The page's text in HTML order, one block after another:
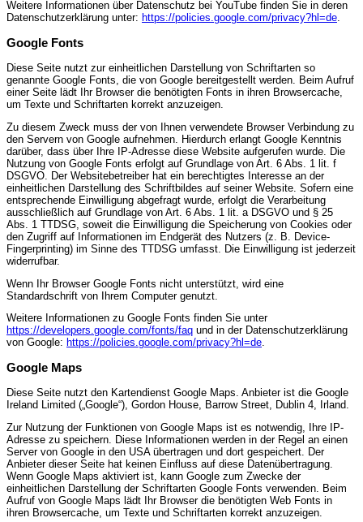
Weitere Informationen über Datenschutz bei YouTube finden Sie in deren
Datenschutzerklärung unter: https://policies.google.com/privacy?hl=de.
Google Fonts
Diese Seite nutzt zur einheitlichen Darstellung von Schriftarten so
genannte Google Fonts, die von Google bereitgestellt werden. Beim Aufruf
einer Seite lädt Ihr Browser die benötigten Fonts in ihren Browsercache,
um Texte und Schriftarten korrekt anzuzeigen.
Zu diesem Zweck muss der von Ihnen verwendete Browser Verbindung zu
den Servern von Google aufnehmen. Hierdurch erlangt Google Kenntnis
darüber, dass über Ihre IP-Adresse diese Website aufgerufen wurde. Die
Nutzung von Google Fonts erfolgt auf Grundlage von Art. 6 Abs. 1 lit. f
DSGVO. Der Websitebetreiber hat ein berechtigtes Interesse an der
einheitlichen Darstellung des Schriftbildes auf seiner Website. Sofern eine
entsprechende Einwilligung abgefragt wurde, erfolgt die Verarbeitung
ausschließlich auf Grundlage von Art. 6 Abs. 1 lit. a DSGVO und § 25
Abs. 1 TTDSG, soweit die Einwilligung die Speicherung von Cookies oder
den Zugriff auf Informationen im Endgerät des Nutzers (z. B. Device-
Fingerprinting) im Sinne des TTDSG umfasst. Die Einwilligung ist jederzeit
widerrufbar.
Wenn Ihr Browser Google Fonts nicht unterstützt, wird eine
Standardschrift von Ihrem Computer genutzt.
Weitere Informationen zu Google Fonts finden Sie unter
https://developers.google.com/fonts/faq und in der Datenschutzerklärung
von Google: https://policies.google.com/privacy?hl=de.
Google Maps
Diese Seite nutzt den Kartendienst Google Maps. Anbieter ist die Google
Ireland Limited („Google“), Gordon House, Barrow Street, Dublin 4, Irland.
Zur Nutzung der Funktionen von Google Maps ist es notwendig, Ihre IP-
Adresse zu speichern. Diese Informationen werden in der Regel an einen
Server von Google in den USA übertragen und dort gespeichert. Der
Anbieter dieser Seite hat keinen Einfluss auf diese Datenübertragung.
Wenn Google Maps aktiviert ist, kann Google zum Zwecke der
einheitlichen Darstellung der Schriftarten Google Fonts verwenden. Beim
Aufruf von Google Maps lädt Ihr Browser die benötigten Web Fonts in
ihren Browsercache, um Texte und Schriftarten korrekt anzuzeigen.